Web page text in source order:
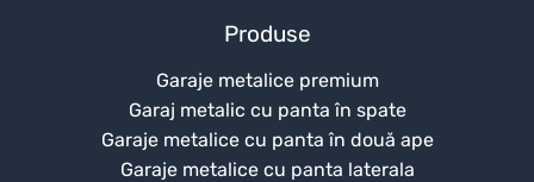
Produse
Garaje metalice premium
Garaj metalic cu panta în spate
Garaje metalice cu panta în două ape
Garaje metalice cu panta laterala